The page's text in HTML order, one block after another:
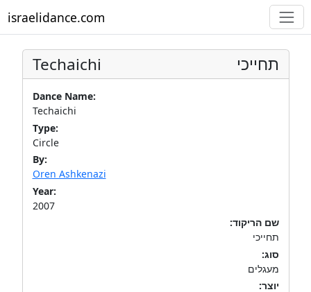
israelidance.com
Techaichi תחייכי
Dance Name:
Techaichi
Type:
Circle
By:
Oren Ashkenazi
Year:
2007
שם הריקוד:
תחייכי
סוג:
מעגלים
יוצר: